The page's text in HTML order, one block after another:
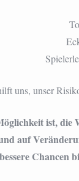
uns, unser
ist, die
auf
Chancen